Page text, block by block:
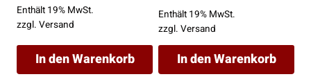
war:
235,00 €
Enthält 19% MwSt.
zzgl. Versand
In den Warenkorb
war:
142,00 €
ist:
Enthält 19% MwSt.
zzgl. Versand
In den Warenkorb